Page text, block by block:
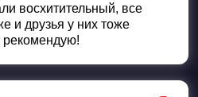
восхитительный, все
и друзья у них тоже
рекомендую!